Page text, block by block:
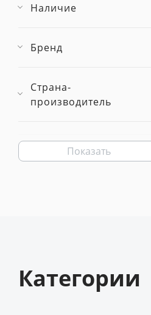
Наличие
Бренд
Страна-
производитель
Показать
Категории